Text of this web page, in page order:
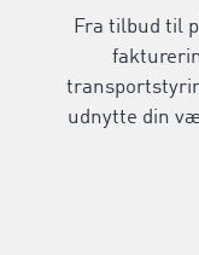
Fra tilbud til
udnytte din